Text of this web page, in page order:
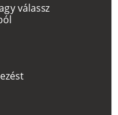
gyválassz
ól
ezést